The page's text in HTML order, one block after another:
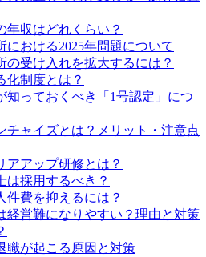
年収はどれくらい？
における2025年問題について
の受け入れを拡大するには？
化制度とは？
知っておくべき「1号認定」につ
チャイズとは？メリット・注意点
アアップ研修とは？
は採用するべき？
件費を抑えるには？
経営難になりやすい？理由と対策
職が起こる原因と対策